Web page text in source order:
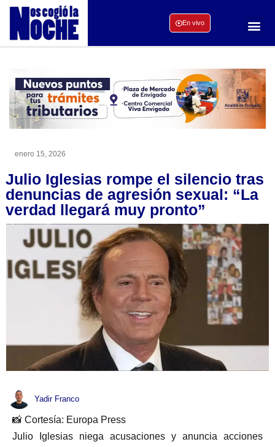
En vivo
enero 15, 2026
Julio Iglesias rompe el silencio tras
denuncias de agresión sexual: “La
verdad llegará muy pronto”
Yadir Franco
📸 Cortesía: Europa Press
Julio Iglesias niega acusaciones y anuncia acciones